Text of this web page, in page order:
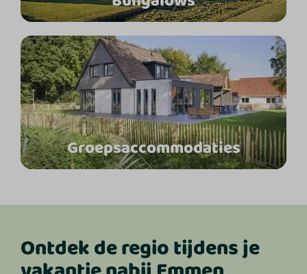
Groepsaccommodaties
Ontdek de regio tijdens je